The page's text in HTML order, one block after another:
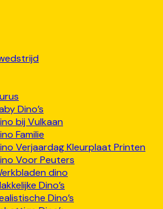
Dino’s
bij Vulkaan
Familie
Verjaardag Kleurplaat Printen
Voor Peuters
dino
Dino’s
Dino’s